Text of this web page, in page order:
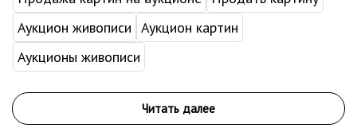
Аукцион живописи Аукцион картин
Аукционы живописи